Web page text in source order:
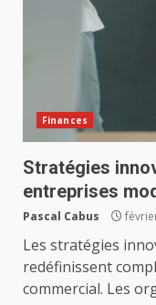
Finances
Stratégies
entreprises
Pascal Cabus
Les stratégies
redéfinissent
commercial. Les